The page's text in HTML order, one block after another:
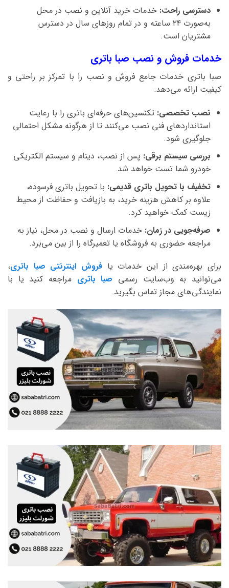
دسترسی راحت: خدمات خرید آنلاین و نصب در محل
به‌صورت ۲۴ ساعته و در تمام روزهای سال در دسترس
مشتریان است.
خدمات فروش و نصب صبا باتری
صبا باتری خدمات جامع فروش و نصب را با تمرکز بر راحتی و
کیفیت ارائه می‌دهد:
نصب تخصصی: تکنسین‌های حرفه‌ای باتری را با رعایت
استانداردهای فنی نصب می‌کنند تا از هرگونه مشکل احتمالی
جلوگیری شود.
بررسی سیستم برقی: پس از نصب، دینام و سیستم الکتریکی
خودرو شما تست خواهد شد.
تخفیف با تحویل باتری قدیمی: با تحویل باتری فرسوده،
علاوه بر کاهش هزینه خرید، به بازیافت و حفاظت از محیط
زیست کمک خواهید کرد.
صرفه‌جویی در زمان: خدمات ارسال و نصب در محل، نیاز به
مراجعه حضوری به فروشگاه یا تعمیرگاه را از بین می‌برد.
برای بهره‌مندی از این خدمات یا فروش اینترنتی صبا باتری،
می‌توانید به وب‌سایت رسمی صبا باتری مراجعه کنید یا با
نمایندگی‌های مجاز تماس بگیرید.